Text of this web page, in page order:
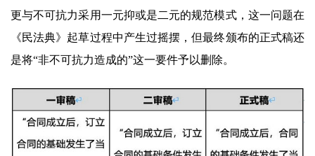
更与不可抗力采用一元抑或是二元的规范模式，这一问题在
《民法典》起草过程中产生过摇摆，但最终颁布的正式稿还
是将“非不可抗力造成的”这一要件予以删除。